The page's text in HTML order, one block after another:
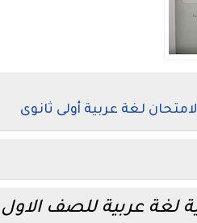
لغة عربية أولى ثانوى
لغة عربية للصف الاول